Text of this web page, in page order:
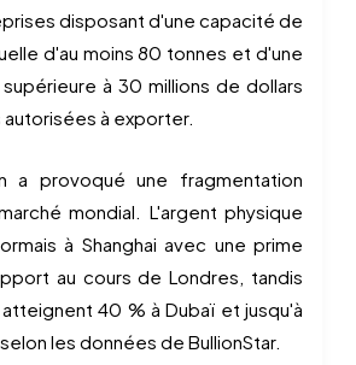
disposant d'une capacité de
d'au moins 80 tonnes et d'une
à 30 millions de dollars
à exporter.
a provoqué une fragmentation
mondial. L'argent physique
à Shanghai avec une prime
au cours de Londres, tandis
40 % à Dubaï et jusqu'à
les données de BullionStar.